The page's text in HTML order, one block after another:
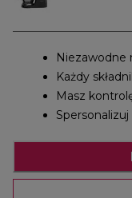
Niezawodne
Każdy
Masz